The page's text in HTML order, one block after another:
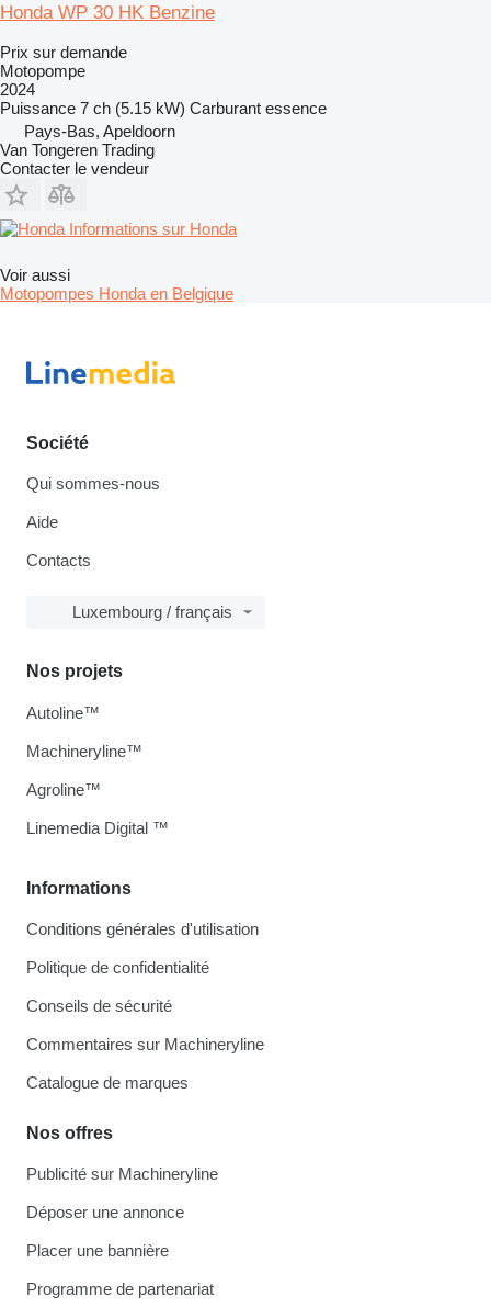
Honda WP 30 HK Benzine
Prix sur demande
Motopompe
2024
Puissance 7 ch (5.15 kW) Carburant essence
Pays-Bas, Apeldoorn
Van Tongeren Trading
Contacter le vendeur
Informations sur Honda
Voir aussi
Motopompes Honda en Belgique
Société
Qui sommes-nous
Aide
Contacts
Luxembourg / français
Informations
Conditions générales d'utilisation
Politique de confidentialité
Conseils de sécurité
Commentaires sur Machineryline
Catalogue de marques
Nos offres
Publicité sur Machineryline
Déposer une annonce
Placer une bannière
Programme de partenariat
Nos projets
Autoline™
Machineryline™
Agroline™
Linemedia Digital ™